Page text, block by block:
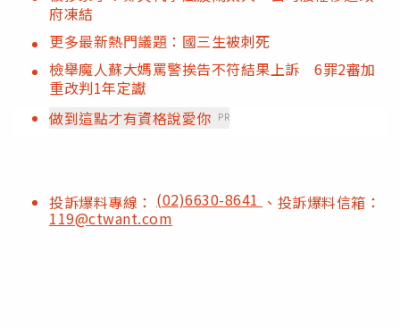
府凍結
更多最新熱門議題：國三生被刺死
檢舉魔人蘇大媽罵警挨告不符結果上訴 6罪2審加
重改判1年定讞
做到這點才有資格說愛你 PR
投訴爆料專線： (02)6630-8641 、投訴爆料信箱：
119@ctwant.com